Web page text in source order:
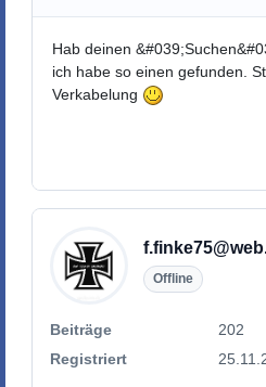
Hab deinen
ich habe so einen gefunden.
Verkabelung
Offline
Beiträge
202
Registriert